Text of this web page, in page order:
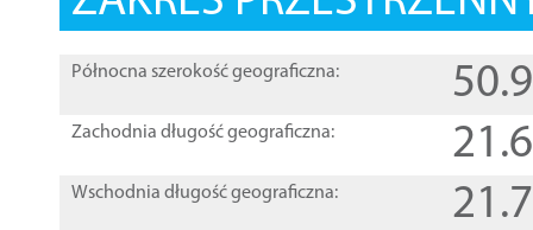
Północna szerokość geograficzna:
Zachodnia długość geograficzna:
Wschodnia długość geograficzna: